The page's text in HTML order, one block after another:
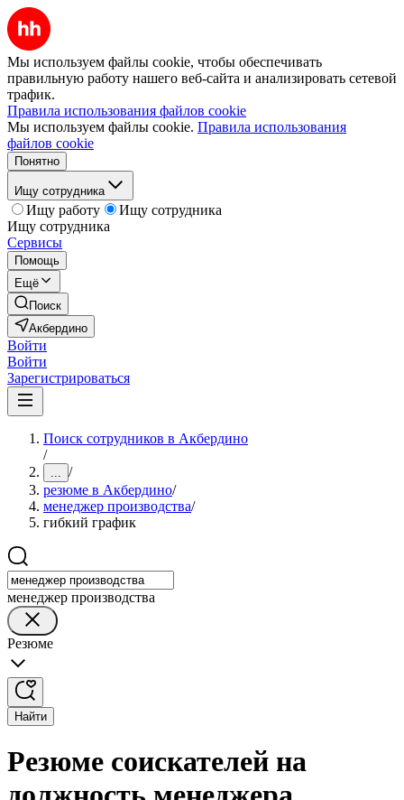
Мы используем файлы cookie, чтобы обеспечивать
правильную работу нашего веб-сайта и анализировать сетевой
трафик.
Правила использования файлов cookie
Мы используем файлы cookie. Правила использования
файлов cookie
Понятно
Ищу сотрудника
Ищу работу
Ищу сотрудника
Ищу сотрудника
Сервисы
Помощь
Ещё
Поиск
Акбердино
Войти
Войти
Зарегистрироваться
Поиск сотрудников в Акбердино
/
... /
резюме в Акбердино/
менеджер производства/
гибкий график
менеджер производства
Резюме
Найти
Резюме соискателей на